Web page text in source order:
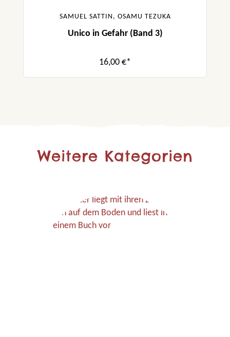
SAMUEL SATTIN, OSAMU TEZUKA
Unico in Gefahr (Band 3)
16,00 €*
Weitere Kategorien